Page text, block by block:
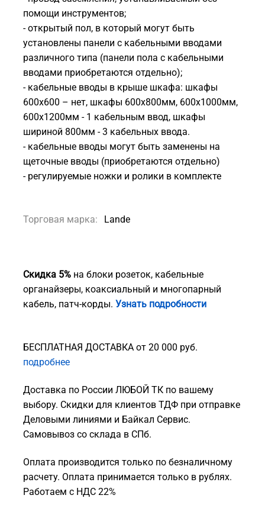
помощи инструментов;
- открытый пол, в который могут быть
установлены панели с кабельными вводами
различного типа (панели пола с кабельными
вводами приобретаются отдельно);
- кабельные вводы в крыше шкафа: шкафы
600х600 – нет, шкафы 600х800мм, 600х1000мм,
600х1200мм - 1 кабельным ввод, шкафы
шириной 800мм - 3 кабельных ввода.
- кабельные вводы могут быть заменены на
щеточные вводы (приобретаются отдельно)
- регулируемые ножки и ролики в комплекте
Торговая марка: Lande
Скидка 5% на блоки розеток, кабельные
органайзеры, коаксиальный и многопарный
кабель, патч-корды. Узнать подробности
БЕСПЛАТНАЯ ДОСТАВКА от 20 000 руб.
подробнее
Доставка по России ЛЮБОЙ ТК по вашему
выбору. Скидки для клиентов ТДФ при отправке
Деловыми линиями и Байкал Сервис.
Самовывоз со склада в СПб.
Оплата производится только по безналичному
расчету. Оплата принимается только в рублях.
Работаем с НДС 22%